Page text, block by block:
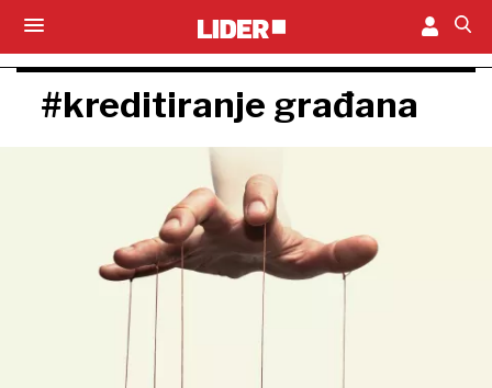
#kreditiranje građana